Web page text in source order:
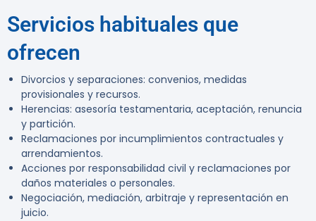
Servicios habituales que
ofrecen
Divorcios y separaciones: convenios, medidas
provisionales y recursos.
Herencias: asesoría testamentaria, aceptación, renuncia
y partición.
Reclamaciones por incumplimientos contractuales y
arrendamientos.
Acciones por responsabilidad civil y reclamaciones por
daños materiales o personales.
Negociación, mediación, arbitraje y representación en
juicio.